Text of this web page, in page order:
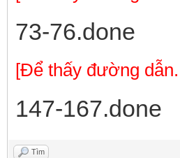
73-76.done
[Để thấy đường
147-167.done
Tìm